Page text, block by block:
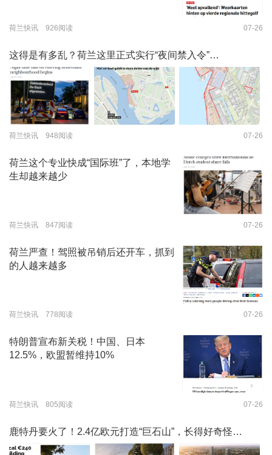
荷兰快讯 926阅读 07-26
这得是有多乱？荷兰这里正式实行“夜间禁入令”…
荷兰快讯 948阅读 07-26
荷兰这个专业快成“国际班”了，本地学
生却越来越少
荷兰快讯 847阅读 07-26
荷兰严查！驾照被吊销后还开车，抓到
的人越来越多
荷兰快讯 778阅读 07-26
特朗普宣布新关税！中国、日本
12.5%，欧盟暂维持10%
荷兰快讯 805阅读 07-26
鹿特丹要火了！2.4亿欧元打造“巨石山”，长得好奇怪…